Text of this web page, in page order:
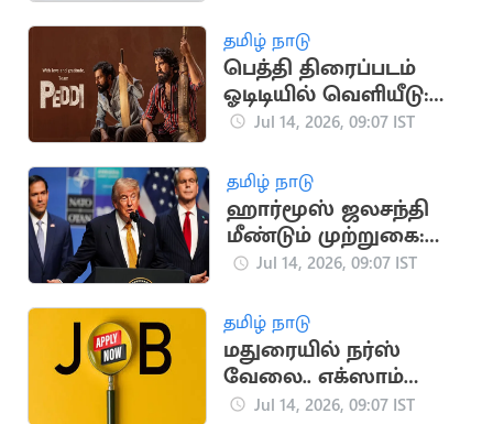
தமிழ் நாடு
பெத்தி திரைப்படம்
ஓடிடியில் வெளியீடு:
இயக்குநர் புச்சி பாபு
Jul 14, 2026, 09:07 IST
தமிழ் நாடு
ஹார்மூஸ் ஜலசந்தி
மீண்டும் முற்றுகை:
டிரம்ப் அறிவிப்பால்
Jul 14, 2026, 09:07 IST
தமிழ் நாடு
மதுரையில் நர்ஸ்
வேலை.. எக்ஸாம்
கிடையாது
Jul 14, 2026, 09:07 IST